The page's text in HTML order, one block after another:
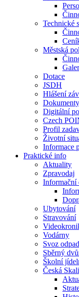
Technické
Městská
Dotace
JSDH
Hlášení
Digitální
Czech
Profil
Životní
Informace
Praktické info
Aktuality
Zpravodaj
Informační
Ubytování
Stravování
Vodárny
Svoz
Sběrný
Školní
Česká